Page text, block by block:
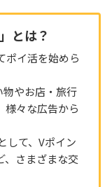
とは？
ポイ活を始めら
物やお店・旅行
様々な広告から
として、Vポイン
、さまざまな交